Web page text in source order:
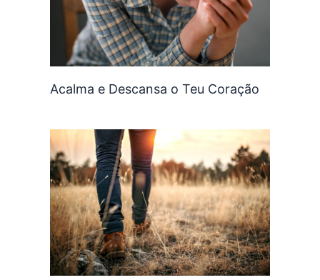
Acalma e Descansa o Teu Coração